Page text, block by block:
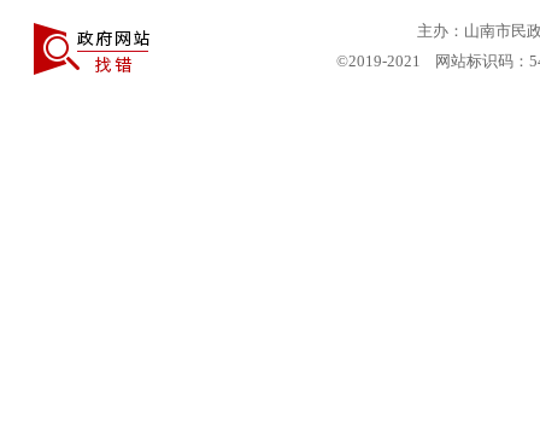
主办：山南市民
©2019-2021 网站标识码：